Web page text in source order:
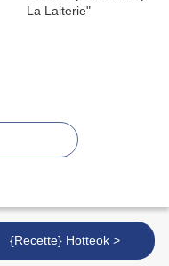
{Recette} Hotteok >